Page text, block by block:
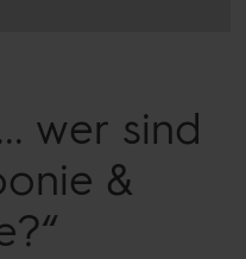
wer sind
&